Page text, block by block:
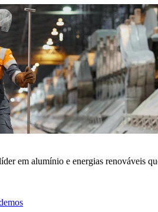
em alumínio e energias renováveis